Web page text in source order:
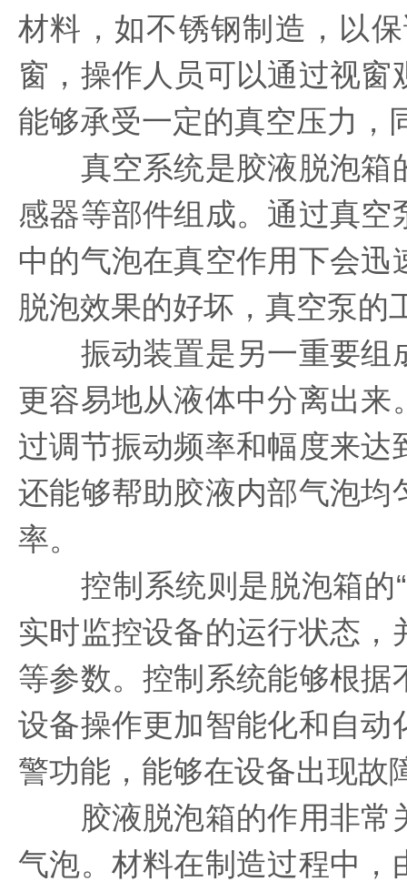
材料，如不锈钢制造，以
窗，操作人员可以通过视
能够承受一定的真空压力，
真空系统是胶液脱泡箱
感器等部件组成。通过真
中的气泡在真空作用下会
脱泡效果的好坏，真空泵的
振动装置是另一重要组
更容易地从液体中分离出
过调节振动频率和幅度来
还能够帮助胶液内部气泡
率。
控制系统则是脱泡箱的“
实时监控设备的运行状态
等参数。控制系统能够根
设备操作更加智能化和自
警功能，能够在设备出现故
胶液脱泡箱的作用非常
气泡。材料在制造过程中